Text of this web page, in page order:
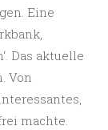
Eine
Das aktuelle
Von
machte.